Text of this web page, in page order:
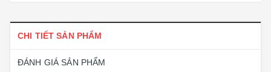
CHI TIẾT SẢN PHẨM
ĐÁNH GIÁ SẢN PHẨM